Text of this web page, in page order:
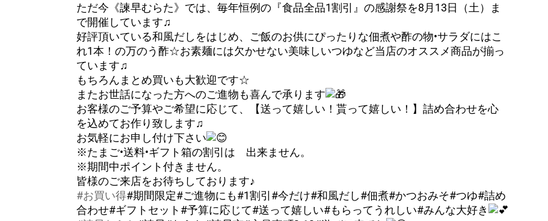
ただ今《諫早むらた》では、毎年恒例の『食品全品1割引』の感謝祭を8月13日（土）ま
で開催しています♫
好評頂いている和風だしをはじめ、ご飯のお供にぴったりな佃煮や酢の物•サラダにはこ
れ1本！の万のう酢☆お素麺には欠かせない美味しいつゆなど当店のオススメ商品が揃っ
ています♫
もちろんまとめ買いも大歓迎です☆
またお世話になった方へのご進物も喜んで承ります
お客様のご予算やご希望に応じて、【送って嬉しい！貰って嬉しい！】詰め合わせを心
を込めてお作り致します♫
お気軽にお申し付け下さい
※たまご•送料•ギフト箱の割引は 出来ません。
※期間中ポイント付きません。
皆様のご来店をお待ちしております♪
#お買い得#期間限定#ご進物にも#1割引#今だけ#和風だし#佃煮#かつおみそ#つゆ#詰め
合わせ#ギフトセット#予算に応じて#送って嬉しい#もらってうれしい#みんな大好き